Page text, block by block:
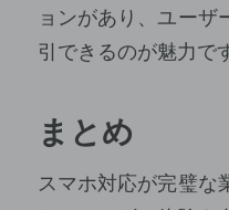
ョンがあり、ユーザ
引できるのが魅力で
まとめ
スマホ対応が完璧な